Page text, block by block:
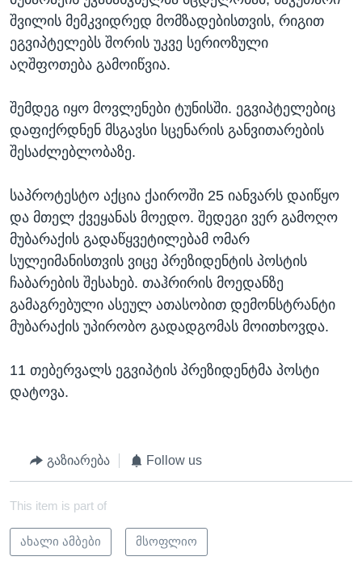
შვილის მემკვიდრედ მომზადებისთვის, რიგით
ეგვიპტელებს შორის უკვე სერიოზული
აღშფოთება გამოიწვია.
შემდეგ იყო მოვლენები ტუნისში. ეგვიპტელებიც
დაფიქრდნენ მსგავსი სცენარის განვითარების
შესაძლებლობაზე.
საპროტესტო აქცია ქაიროში 25 იანვარს დაიწყო
და მთელ ქვეყანას მოედო. შედეგი ვერ გამოღო
მუბარაქის გადაწყვეტილებამ ომარ
სულეიმანისთვის ვიცე პრეზიდენტის პოსტის
ჩაბარების შესახებ. თაჰრირის მოედანზე
გამაგრებული ასეულ ათასობით დემონსტრანტი
მუბარაქის უპირობო გადადგომას მოითხოვდა.
11 თებერვალს ეგვიპტის პრეზიდენტმა პოსტი
დატოვა.
გაზიარება Follow us
This item is part of
ახალი ამბები მსოფლიო